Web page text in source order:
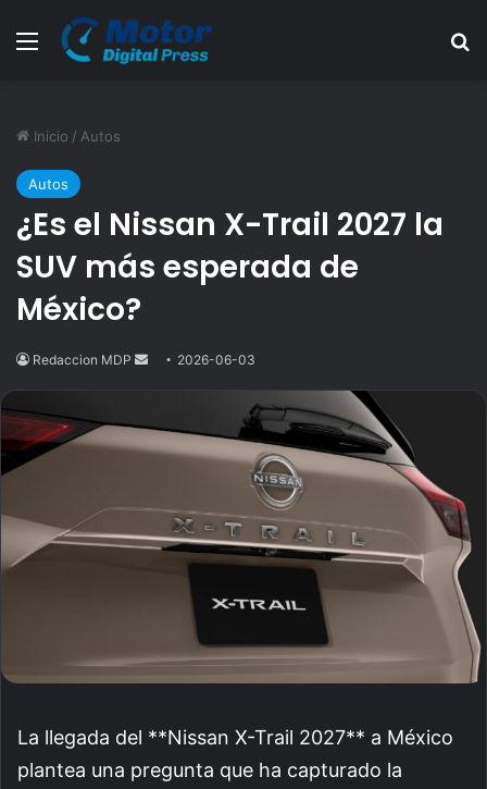
Menú
Inicio / Autos
Autos
¿Es el Nissan X-Trail 2027 la
SUV más esperada de
México?
Redaccion MDP
Send2026-06-03
La llegada del **Nissan X-Trail 2027** a México
plantea una pregunta que ha capturado la